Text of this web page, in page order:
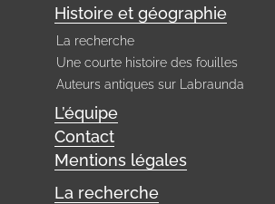
Histoire et géographie
La recherche
Une courte histoire des fouilles
Auteurs antiques sur Labraunda
L’équipe
Contact
Mentions légales
La recherche